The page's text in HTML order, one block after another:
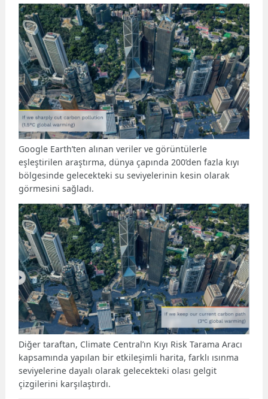
Google Earth’ten alınan veriler ve görüntülerle
eşleştirilen araştırma, dünya çapında 200’den fazla kıyı
bölgesinde gelecekteki su seviyelerinin kesin olarak
görmesini sağladı.
Diğer taraftan, Climate Central’ın Kıyı Risk Tarama Aracı
kapsamında yapılan bir etkileşimli harita, farklı ısınma
seviyelerine dayalı olarak gelecekteki olası gelgit
çizgilerini karşılaştırdı.